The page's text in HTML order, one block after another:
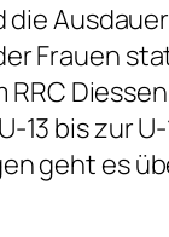
die
Frauen
RRC
bis zur U-
geht es